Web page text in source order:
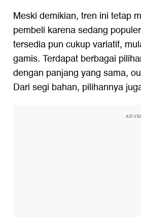
Meski demikian, tren ini tetap
pembeli karena sedang
tersedia pun cukup variatif,
gamis. Terdapat berbagai
dengan panjang yang sama,
Dari segi bahan, pilihannya